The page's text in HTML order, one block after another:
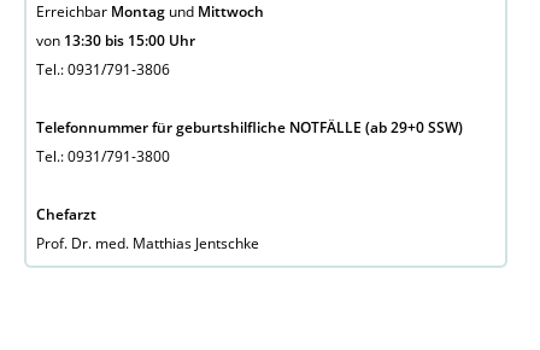
Erreichbar Montag und Mittwoch
von 13:30 bis 15:00 Uhr
Tel.: 0931/791-3806
Telefonnummer für geburtshilfliche NOTFÄLLE (ab 29+0 SSW)
Tel.: 0931/791-3800
Chefarzt
Prof. Dr. med. Matthias Jentschke